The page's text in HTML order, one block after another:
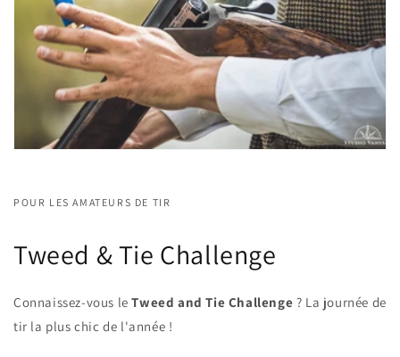
POUR LES AMATEURS DE TIR
Tweed & Tie Challenge
Connaissez-vous leTweed and Tie Challenge ? La journée de
tir la plus chic de l'année !